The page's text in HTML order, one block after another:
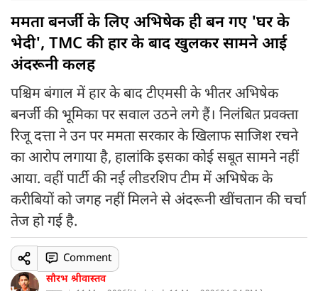
ममता बनर्जी के लिए अभिषेक ही बन गए 'घर के
भेदी', TMC की हार के बाद खुलकर सामने आई
अंदरूनी कलह
पश्चिम बंगाल में हार के बाद टीएमसी के भीतर अभिषेक
बनर्जी की भूमिका पर सवाल उठने लगे हैं। निलंबित प्रवक्ता
रिजू दत्ता ने उन पर ममता सरकार के खिलाफ साजिश रचने
का आरोप लगाया है, हालांकि इसका कोई सबूत सामने नहीं
आया. वहीं पार्टी की नई लीडरशिप टीम में अभिषेक के
करीबियों को जगह नहीं मिलने से अंदरूनी खींचतान की चर्चा
तेज हो गई है.
सौरभ श्रीवास्तव
Comment